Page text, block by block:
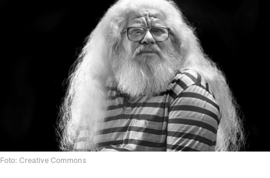
Foto: Creative Commons